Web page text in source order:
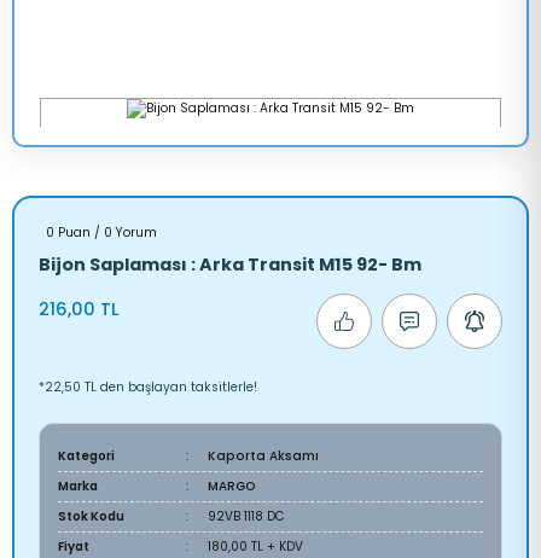
0 Puan / 0 Yorum
Bijon Saplaması : Arka Transit M15 92- Bm
216,00 TL
*22,50 TL den başlayan taksitlerle!
Kategori
Kaporta Aksamı
Marka
MARGO
Stok Kodu
92VB 1118 DC
Fiyat
180,00 TL + KDV